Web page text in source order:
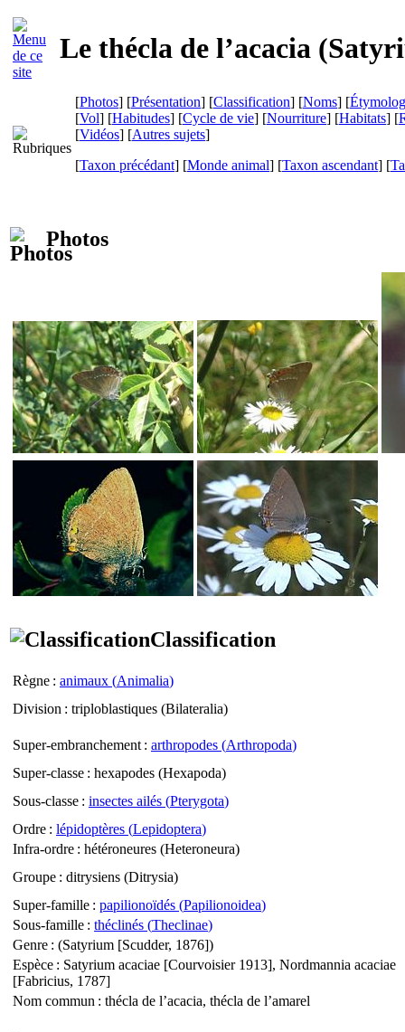
Le thécla de l’acacia (
[Photos] [Présentation] [Classification] [Noms] [
[Vol] [Habitudes] [Cycle de vie] [Nourriture] [Habitats] [
[Vidéos] [Autres sujets]
[Taxon précédant] [Monde animal] [Taxon ascendant] [
Photos
Classification
Règne : animaux (Animalia)
Division : triploblastiques (Bilateralia)
Super-embranchement : arthropodes (Arthropoda)
Super-classe : hexapodes (Hexapoda)
Sous-classe : insectes ailés (Pterygota)
Ordre : lépidoptères (Lepidoptera)
Infra-ordre : hétéroneures (Heteroneura)
Groupe : ditrysiens (Ditrysia)
Super-famille : papilionoïdés (Papilionoidea)
Sous-famille : théclinés (Theclinae)
Genre : (Satyrium [Scudder, 1876])
Espèce : Satyrium acaciae [Courvoisier 1913], Nordmannia acaciae
[Fabricius, 1787]
Nom commun : thécla de l’acacia, thécla de l’amarel